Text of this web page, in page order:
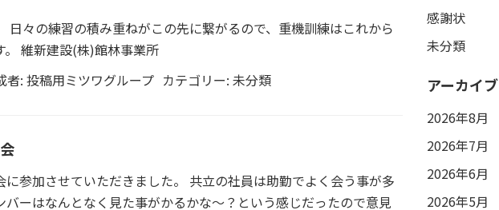
日々の練習の積み重ねがこの先に繋がるので、重機訓練はこれから
維新建設(株)館林事業所
者: 投稿用ミツワグループ カテゴリー: 未分類
参加させていただきました。 共立の社員は助勤でよく会う事が多
ーはなんとなく見た事がかるかな〜？という感じだったので意見
感謝状
未分類
アーカイブ
2026年8月
2026年7月
2026年6月
2026年5月